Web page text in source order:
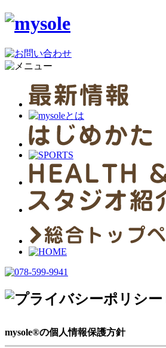
mysole®の個人情報保護方針